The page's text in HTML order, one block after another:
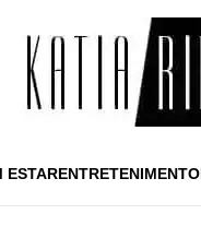
ESTARENTRETENIMENTO